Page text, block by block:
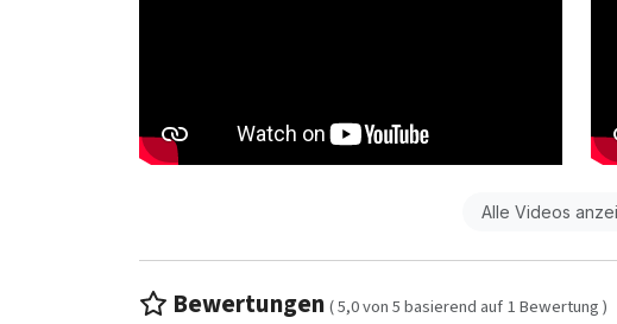
Alle Videos
Bewertungen(5,0von5basierend auf1Bewertung )